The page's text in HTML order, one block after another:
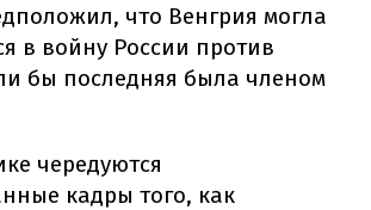
что Венгрия могла
в войну России против
бы последняя была членом
чередуются
кадры того, как